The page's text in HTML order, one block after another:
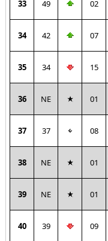
33 49 02
34 42 07
35 34 15
36 NE 01
37 37 08
38 NE 01
39 NE 01
40 39 09